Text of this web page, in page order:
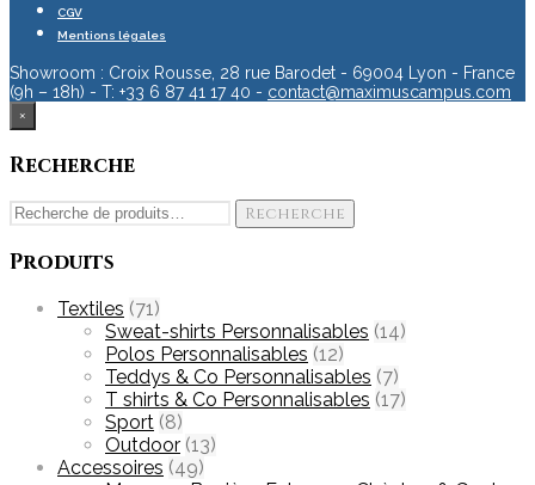
CGV
Mentions légales
Showroom : Croix Rousse, 28 rue Barodet - 69004 Lyon - France
(9h – 18h) - T: +33 6 87 41 17 40 - contact@maximuscampus.com
×
Recherche
Recherche
Recherche
Produits
Textiles (71)
Sweat-shirts Personnalisables (14)
Polos Personnalisables (12)
Teddys & Co Personnalisables (7)
T shirts & Co Personnalisables (17)
Sport (8)
Outdoor (13)
Accessoires (49)